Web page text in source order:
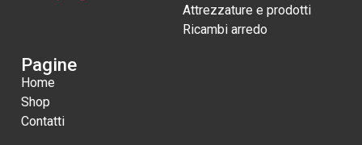
Attrezzature e prodotti
Ricambi arredo
Pagine
Home
Shop
Contatti